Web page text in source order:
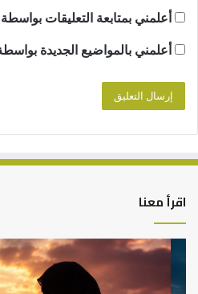
أعلمني بمتابعة التعليقات بواسطة
أعلمني بالمواضيع الجديدة
اقرأ معنا
كيف
العبادات